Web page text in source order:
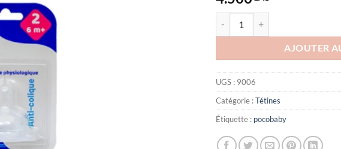
AJOUTER
UGS : 9006
Catégorie :Tétines
Étiquette : pocobaby